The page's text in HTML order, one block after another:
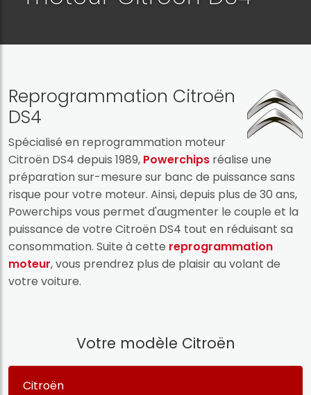
Reprogrammation Citroën
DS4
Spécialisé en reprogrammation moteur
Citroën DS4 depuis 1989, Powerchips réalise une
préparation sur-mesure sur banc de puissance sans
risque pour votre moteur. Ainsi, depuis plus de 30 ans,
Powerchips vous permet d'augmenter le couple et la
puissance de votre Citroën DS4 tout en réduisant sa
consommation. Suite à cette reprogrammation
moteur, vous prendrez plus de plaisir au volant de
votre voiture.
Votre modèle Citroën
Citroën